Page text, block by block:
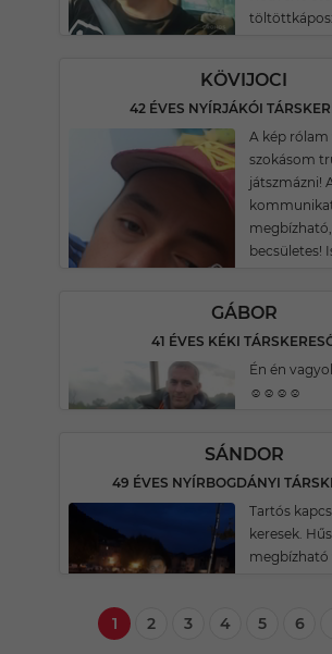
KÖVIJOCI
42 ÉVES NYÍRJÁKÓI
A kép rólam
szokásom
játszmázni!
becsületes!
GÁBOR
41 ÉVES KÉKI
Én én
☺️☺️☺️☺️
SÁNDOR
49 ÉVES NYÍRBOGDÁNYI
Tartós
keresek.
megbízható
1 2 3 4 5 6